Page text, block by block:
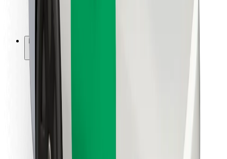
Flyplasser
Bolt-ladestasjoner
Brukerstøtte
For passasjerer
For leveringsbud
Bolt Food
For flåteeiere
For restauranter